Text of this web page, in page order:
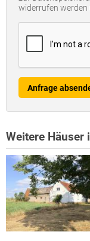
widerrufen werden
Anfrage
Weitere Häuser